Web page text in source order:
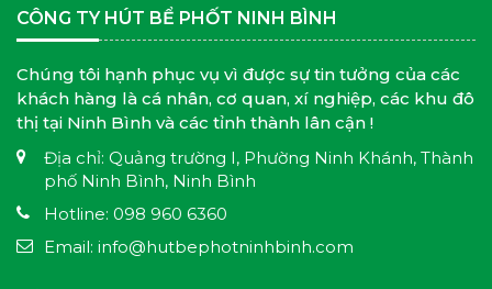
CÔNG TY HÚT BỂ PHỐT NINH BÌNH
Chúng tôi hạnh phục vụ vì được sự tin tưởng của các
khách hàng là cá nhân, cơ quan, xí nghiệp, các khu đô
thị tại Ninh Bình và các tỉnh thành lân cận !
Địa chỉ: Quảng trường I, Phường Ninh Khánh, Thành
phố Ninh Bình, Ninh Bình
Hotline: 098 960 6360
Email: info@hutbephotninhbinh.com